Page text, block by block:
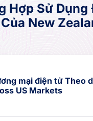
Hợp Sử
New
mại điện tử Theo
US Markets